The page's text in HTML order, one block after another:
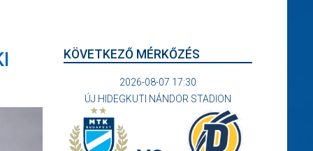
KÖVETKEZŐ MÉRKŐZÉS
2026-08-07 17:30
ÚJ HIDEGKUTI NÁNDOR STADION